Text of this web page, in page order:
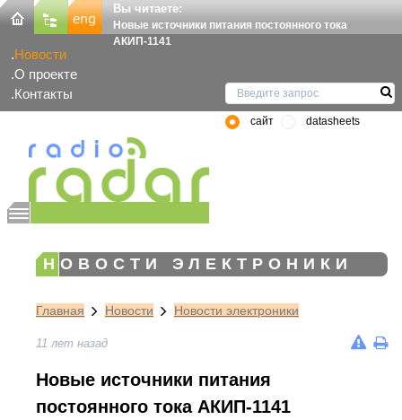
Вы читаете:
Новые источники питания постоянного тока
АКИП-1141
Новости
О проекте
Контакты
сайт datasheets
НОВОСТИ ЭЛЕКТРОНИКИ
Главная Новости Новости электроники
11 лет назад
Новые источники питания
постоянного тока АКИП-1141